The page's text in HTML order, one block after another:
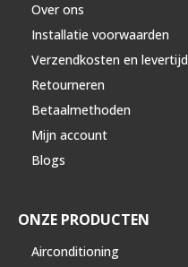
Over ons
Installatie voorwaarden
Verzendkosten en levertijd
Retourneren
Betaalmethoden
Mijn account
Blogs
ONZE PRODUCTEN
Airconditioning